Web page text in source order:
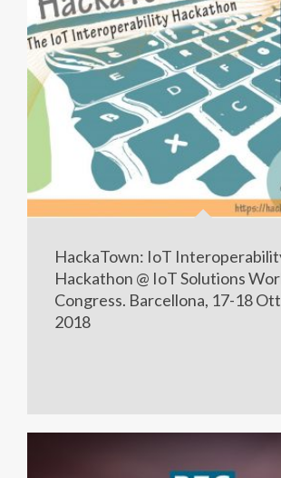
HackaTown: IoT
Hackathon @ IoT Solutions
Congress. Barcellona, 17-18
2018